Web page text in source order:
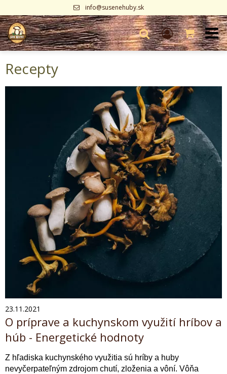
info@susenehuby.sk
Recepty
23.11.2021
O príprave a kuchynskom využití hríbov a
húb - Energetické hodnoty
Z hľadiska kuchynského využitia sú hríby a huby
nevyčerpateľným zdrojom chutí, zloženia a vôní. Vôňa